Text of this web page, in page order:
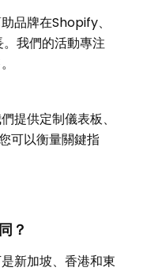
品牌在Shopify、
我們的活動專注
提供定制儀表板、
可以衡量關鍵指
？
新加坡、香港和東